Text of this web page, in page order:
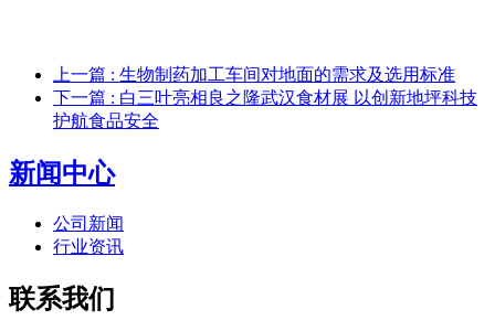
上一篇 : 生物制药加工车间对地面的需求及选用标准
下一篇 : 白三叶亮相良之隆武汉食材展 以创新地坪科技
护航食品安全
新闻中心
公司新闻
行业资讯
联系我们